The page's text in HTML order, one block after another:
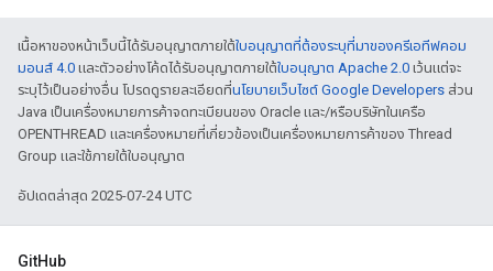
เนื้อหาของหน้าเว็บนี้ได้รับอนุญาตภายใต้ใบอนุญาตที่ต้องระบุที่มาของครีเอทีฟคอม
มอนส์ 4.0 และตัวอย่างโค้ดได้รับอนุญาตภายใต้ใบอนุญาต Apache 2.0 เว้นแต่จะ
ระบุไว้เป็นอย่างอื่น โปรดดูรายละเอียดที่นโยบายเว็บไซต์ Google Developers ส่วน
Java เป็นเครื่องหมายการค้าจดทะเบียนของ Oracle และ/หรือบริษัทในเครือ
OPENTHREAD และเครื่องหมายที่เกี่ยวข้องเป็นเครื่องหมายการค้าของ Thread
Group และใช้ภายใต้ใบอนุญาต
อัปเดตล่าสุด 2025-07-24 UTC
GitHub